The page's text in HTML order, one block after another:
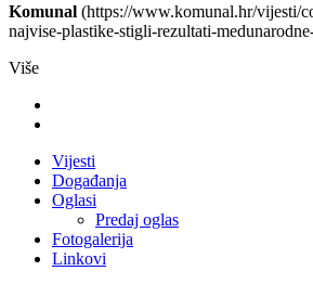
Komunal (https://www.komunal.hr/vijesti/
najvise-plastike-stigli-rezultati-
Više
Vijesti
Događanja
Oglasi
Predaj oglas
Fotogalerija
Linkovi